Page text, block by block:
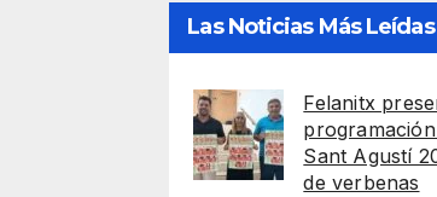
Las Noticias Más
Felanitx
Sant Agustí
de verbenas